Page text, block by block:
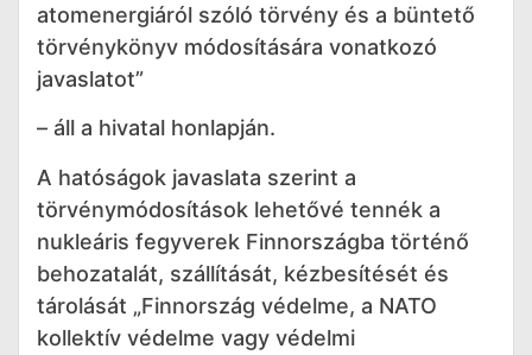
atomenergiáról szóló törvény és a büntető
törvénykönyv módosítására vonatkozó
javaslatot”
– áll a hivatal honlapján.
A hatóságok javaslata szerint a
törvénymódosítások lehetővé tennék a
nukleáris fegyverek Finnországba történő
behozatalát, szállítását, kézbesítését és
tárolását „Finnország védelme, a NATO
kollektív védelme vagy védelmi